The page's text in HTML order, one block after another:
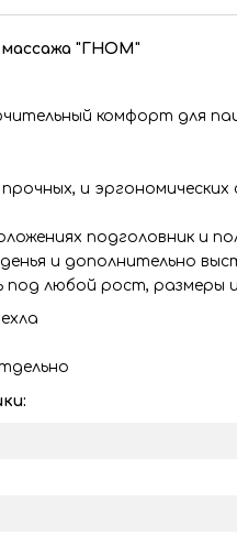
массажа "ГНОМ"
комфорт для
и эргономических
подголовник и
и дополнительно
любой рост, размеры